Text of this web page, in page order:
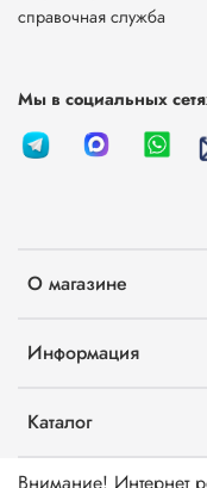
О магазине
Информация
Каталог
справочная служба
Мы в социальных
Внимание! Интернет